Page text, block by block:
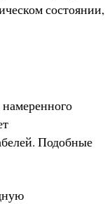
состоянии,
Подобные